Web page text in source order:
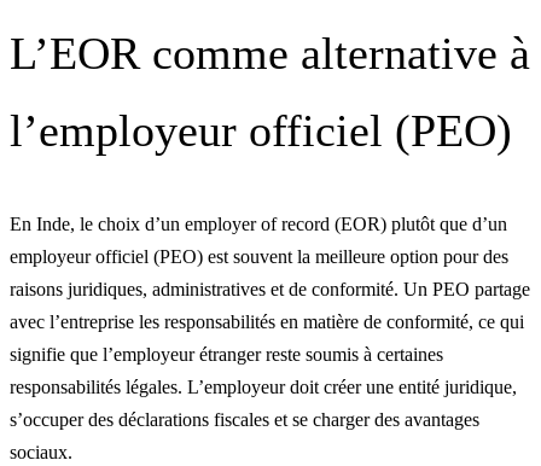
L’EOR comme alternative à
l’employeur officiel (PEO)
En Inde, le choix d’un employer of record (EOR) plutôt que d’un
employeur officiel (PEO) est souvent la meilleure option pour des
raisons juridiques, administratives et de conformité. Un PEO partage
avec l’entreprise les responsabilités en matière de conformité, ce qui
signifie que l’employeur étranger reste soumis à certaines
responsabilités légales. L’employeur doit créer une entité juridique,
s’occuper des déclarations fiscales et se charger des avantages
sociaux.